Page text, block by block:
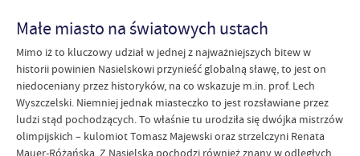
Małe miasto na światowych ustach
Mimo iż to kluczowy udział w jednej z najważniejszych bitew w
historii powinien Nasielskowi przynieść globalną sławę, to jest on
niedoceniany przez historyków, na co wskazuje m.in. prof. Lech
Wyszczelski. Niemniej jednak miasteczko to jest rozsławiane przez
ludzi stąd pochodzących. To właśnie tu urodziła się dwójka mistrzów
olimpijskich – kulomiot Tomasz Majewski oraz strzelczyni Renata
Mauer-Różańska. Z Nasielska pochodzi również znany w odległych